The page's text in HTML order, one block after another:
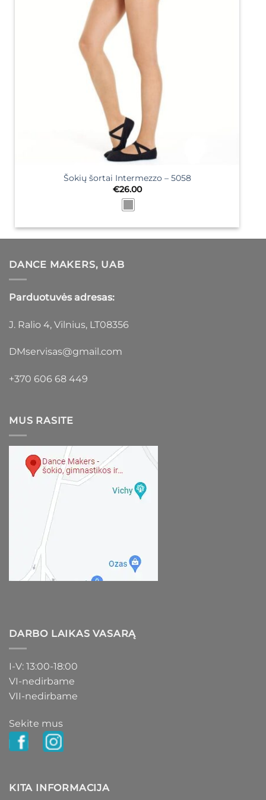
Šokių šortai Intermezzo – 5058
€26.00
DANCE MAKERS, UAB
Parduotuvės adresas:
J. Ralio 4, Vilnius, LT08356
DMservisas@gmail.com
+370 606 68 449
MUS RASITE
DARBO LAIKAS VASARĄ
I-V: 13:00-18:00
VI-nedirbame
VII-nedirbame
Sekite mus
KITA INFORMACIJA